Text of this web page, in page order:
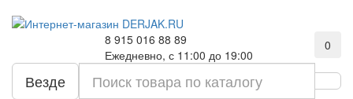
8 915 016 88 89
Ежедневно, с 11:00 до 19:00
0
Везде